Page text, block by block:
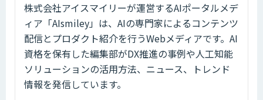
株式会社アイスマイリーが運営するAIポータルメデ
ィア「AIsmiley」は、AIの専門家によるコンテンツ
配信とプロダクト紹介を行うWebメディアです。AI
資格を保有した編集部がDX推進の事例や人工知能
ソリューションの活用方法、ニュース、トレンド
情報を発信しています。